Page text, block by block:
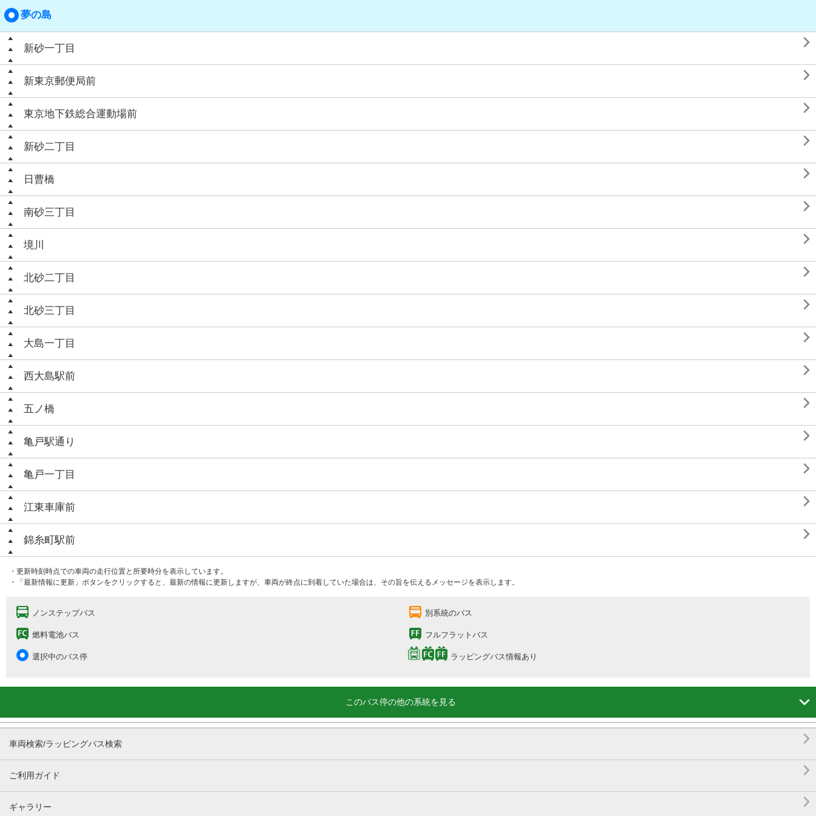
夢の島
新砂一丁目 
新東京郵便局前 
東京地下鉄総合運動場前 
新砂二丁目 
日曹橋 
南砂三丁目 
境川 
北砂二丁目 
北砂三丁目 
大島一丁目 
西大島駅前 
五ノ橋 
亀戸駅通り 
亀戸一丁目 
江東車庫前 
錦糸町駅前 
・更新時刻時点での車両の走行位置と所要時分を表示しています。
・「最新情報に更新」ボタンをクリックすると、最新の情報に更新しますが、車両が終点に到着していた場合は、その旨を伝えるメッセージを表示します。
ノンステップバス 別系統のバス
燃料電池バス フルフラットバス
選択中のバス停 ラッピングバス情報あり
このバス停の他の系統を見る 
車両検索/ラッピングバス検索 
ご利用ガイド 
ギャラリー 